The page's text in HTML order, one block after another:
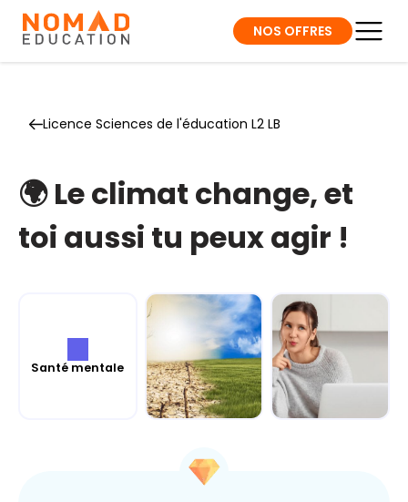
NOS OFFRES
Licence Sciences de l'éducation L2 LB
🌍 Le climat change, et
toi aussi tu peux agir !
Santé mentale
Climat